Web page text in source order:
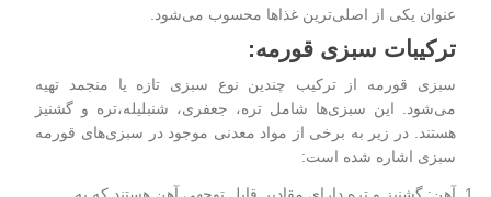
عنوان یکی از اصلی‌ترین غذاها محسوب می‌شود.
ترکیبات سبزی قورمه:
سبزی قورمه از ترکیب چندین نوع سبزی تازه یا منجمد تهیه
می‌شود. این سبزی‌ها شامل تره، جعفری، شنبلیله،تره و گشنیز
هستند. در زیر به برخی از مواد معدنی موجود در سبزی‌های قورمه
سبزی اشاره شده است: